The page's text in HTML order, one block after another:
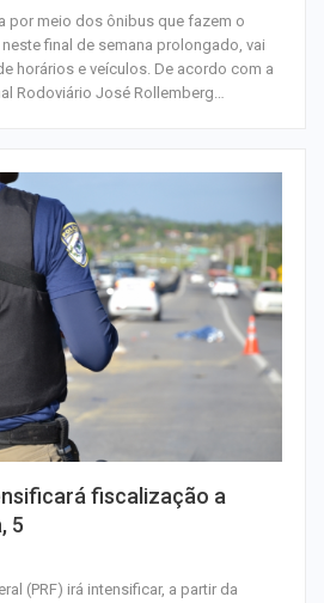
por meio dos ônibus que fazem o
final de semana prolongado, vai
horários e veículos. De acordo com a
Rodoviário José Rollemberg…
fiscalização a
5
(PRF) irá intensificar, a partir da